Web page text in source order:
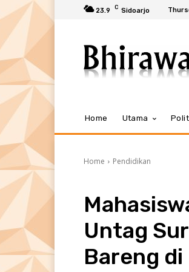
23.9 C Sidoarjo
Home Utama
Home Pendidikan
Untag
Bareng di